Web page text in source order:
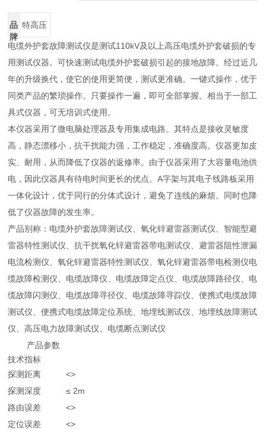
品
牌
特高压
电缆外护套故障测试仪是测试110kV及以上高压电缆外护套破损的专
用测试仪器。可快速测试电缆外护套破损引起的接地故障。经过近几
年的升级换代，使它的使用更简便，测试更准确。一键式操作，优于
同类产品的繁琐操作。只要操作一遍，即可全部掌握。相当于一部工
具式仪器，可无培训式使用。
本仪器采用了微电脑处理器及专用集成电路。其特点是接收灵敏度
高，静态漂移小，抗干扰能力强，工作稳定，准确度高。仪器更加皮
实、耐用，从而降低了仪器的返修率。由于仪器采用了大容量电池供
电，因此仪器具有待电时间更长的优点。A字架与其电子线路板采用
一体化设计，优于同行的分体式设计，避免了连线的麻烦。同时也降
低了仪器故障的发生率。
产品别称：电缆外护套故障测试仪、氧化锌避雷器测试仪、智能型避
雷器特性测试仪、抗干扰氧化锌避雷器带电测试仪、避雷器阻性泄漏
电流检测仪、氧化锌避雷器特性测试仪、氧化锌避雷器带电检测仪电
缆故障检测仪、电缆故障仪、电缆故障定点仪、电缆故障路径仪、电
缆故障闪测仪、电缆故障寻径仪、电缆故障寻踪仪、便携式电缆故障
测试仪、便携式电缆故障定位系统、地埋线测试仪、地埋线故障测试
仪、高压电力故障测试仪、电缆断点测试仪
产品参数
技术指标
探测距离
<>
探测深度
≤ 2m
路由误差
<>
定位误差
<>